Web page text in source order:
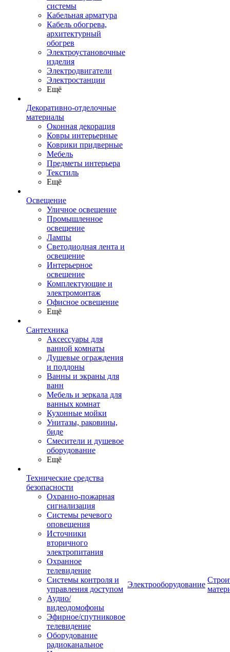
системы
Кабельная арматура
Кабель обогрева,
архитектурный
обогрев
Электроустановочные
изделия
Электродвигатели
Электростанции
Ещё
Декоративно-отделочные
материалы
Оконная декорация
Ковры интерьерные
Коврики придверные
Мебель
Предметы интерьера
Текстиль
Ещё
Освещение
Уличное освещение
Промышленное
освещение
Лампы
Светодиодная лента и
освещение
Интерьерное
освещение
Комплектующие и
электромонтаж
Офисное освещение
Ещё
Сантехника
Аксессуары для
ванной комнаты
Душевые ограждения
и поддоны
Ванны и экраны для
ванн
Мебель и зеркала для
ванных комнат
Кухонные мойки
Унитазы, раковины,
биде
Смесители и душевое
оборудование
Ещё
Технические средства
безопасности
Охранно-пожарная
сигнализация
Системы речевого
оповещения
Источники
вторичного
электропитания
Охранное
телевидение
Системы контроля и
управления доступом
Аудио/
видеодомофоны
Эфирное/спутниковое
телевидение
Оборудование
радиоканальное
Электрооборудование